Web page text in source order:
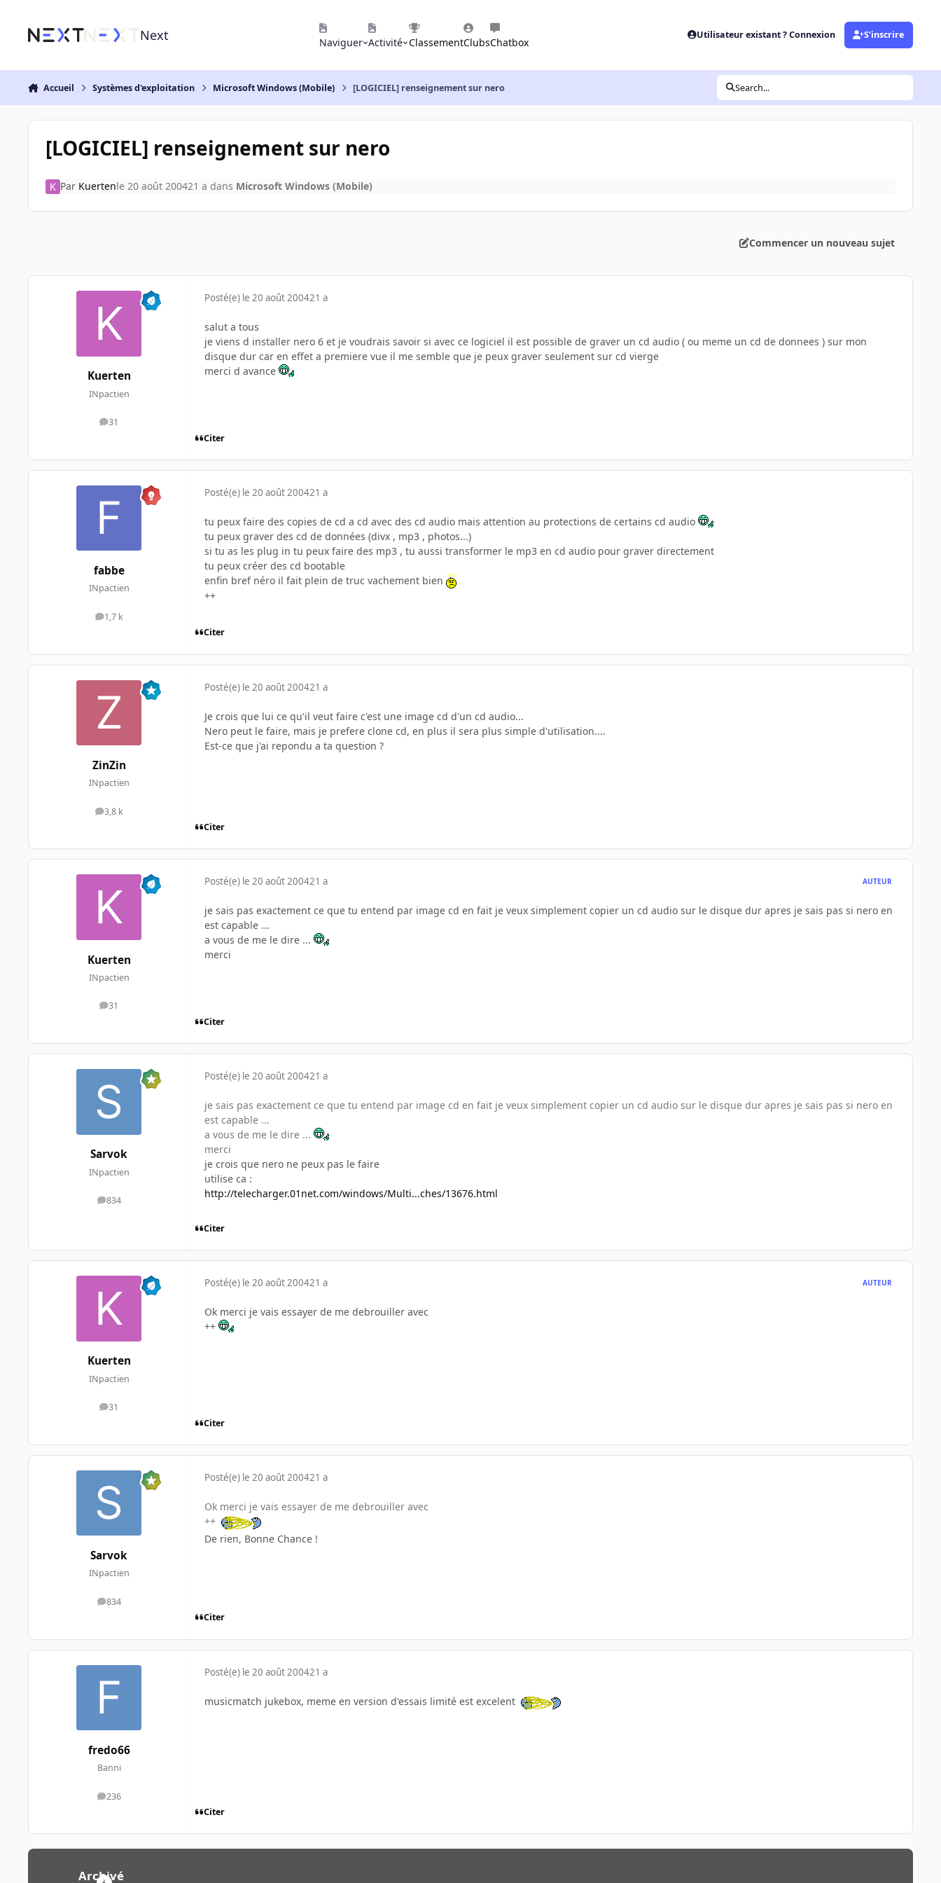
Next Naviguer Activité ClassementClubsChatbox
Utilisateur existant ? Connexion S’inscrire
Accueil Systèmes d'exploitation Microsoft Windows (Mobile) [LOGICIEL] renseignement sur nero Search...
[LOGICIEL] renseignement sur nero
Par Kuertenle 20 août 200421 a dans Microsoft Windows (Mobile)
Commencer un nouveau sujet
Kuerten
INpactien
31
messages
Posté(e) le 20 août 200421 a
salut a tous
je viens d installer nero 6 et je voudrais savoir si avec ce logiciel il est possible de graver un cd audio ( ou meme un cd de donnees ) sur mon
disque dur car en effet a premiere vue il me semble que je peux graver seulement sur cd vierge
merci d avance
Citer
fabbe
INpactien
1,7 k
messages
Posté(e) le 20 août 200421 a
tu peux faire des copies de cd a cd avec des cd audio mais attention au protections de certains cd audio
tu peux graver des cd de données (divx , mp3 , photos...)
si tu as les plug in tu peux faire des mp3 , tu aussi transformer le mp3 en cd audio pour graver directement
tu peux créer des cd bootable
enfin bref néro il fait plein de truc vachement bien
++
Citer
ZinZin
INpactien
3,8 k
messages
Posté(e) le 20 août 200421 a
Je crois que lui ce qu'il veut faire c'est une image cd d'un cd audio...
Nero peut le faire, mais je prefere clone cd, en plus il sera plus simple d'utilisation....
Est-ce que j'ai repondu a ta question ?
Citer
Kuerten
INpactien
31
messages
Posté(e) le 20 août 200421 a AUTEUR
je sais pas exactement ce que tu entend par image cd en fait je veux simplement copier un cd audio sur le disque dur apres je sais pas si nero en
est capable ...
a vous de me le dire ...
merci
Citer
Sarvok
INpactien
834
messages
Posté(e) le 20 août 200421 a
je sais pas exactement ce que tu entend par image cd en fait je veux simplement copier un cd audio sur le disque dur apres je sais pas si nero en
est capable ...
a vous de me le dire ...
merci
je crois que nero ne peux pas le faire
utilise ca :
http://telecharger.01net.com/windows/Multi...ches/13676.html
Citer
Kuerten
INpactien
31
messages
Posté(e) le 20 août 200421 a AUTEUR
Ok merci je vais essayer de me debrouiller avec
++
Citer
Sarvok
INpactien
834
messages
Posté(e) le 20 août 200421 a
Ok merci je vais essayer de me debrouiller avec
++
De rien, Bonne Chance !
Citer
fredo66
Banni
236
messages
Posté(e) le 20 août 200421 a
musicmatch jukebox, meme en version d'essais limité est excelent
Citer
Archivé